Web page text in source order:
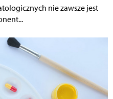
nie zawsze jest